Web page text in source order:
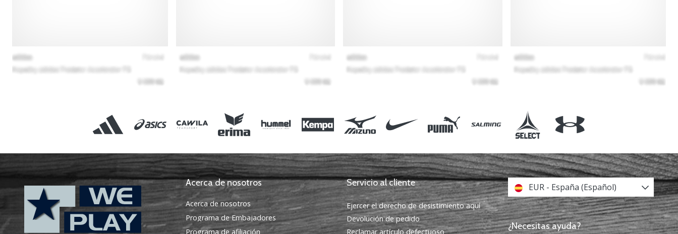
Acerca de nosotros
Acerca de nosotros
Programa de Embajadores
Programa de afiliación
Servicio al cliente
Ejercer el derecho de desistimiento aquí
Devolución de pedido
Reclamar artículo defectuoso
EUR - España (Español)
¿Necesitas ayuda?